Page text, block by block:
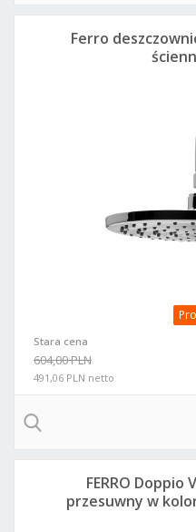
Stara cena
604,00 PLN
491,06 PLN netto
Ferro
FERRO
przesuwny w